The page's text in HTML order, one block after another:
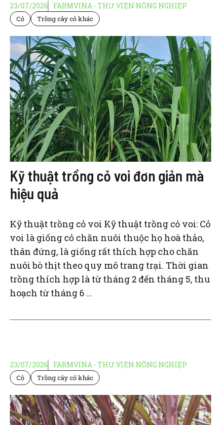
23/07/2026 FARMVINA - THƯ VIỆN NÔNG NGHIỆP
Cỏ Trồng cây cỏ khác
Kỹ thuật trồng cỏ voi đơn giản mà
hiệu quả
Kỹ thuật trồng cỏ voi Kỹ thuật trồng cỏ voi: Cỏ
voi là giống cỏ chăn nuôi thuộc họ hoà thảo,
thân đứng, là giống rất thích hợp cho chăn
nuôi bò thịt theo quy mô trang trại. Thời gian
trồng thích hợp là từ tháng 2 đến tháng 5, thu
hoạch từ tháng 6 ...
23/07/2026 FARMVINA - THƯ VIỆN NÔNG NGHIỆP
Cỏ Trồng cây cỏ khác